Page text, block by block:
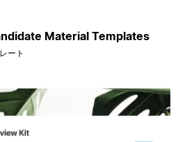
Material Templates
ート